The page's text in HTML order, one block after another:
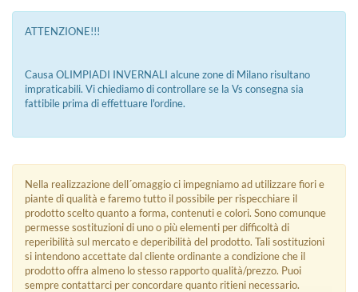
ATTENZIONE!!!
Causa OLIMPIADI INVERNALI alcune zone di Milano risultano
impraticabili. Vi chiediamo di controllare se la Vs consegna sia
fattibile prima di effettuare l'ordine.
Nella realizzazione dell´omaggio ci impegniamo ad utilizzare fiori e
piante di qualità e faremo tutto il possibile per rispecchiare il
prodotto scelto quanto a forma, contenuti e colori. Sono comunque
permesse sostituzioni di uno o più elementi per difficoltà di
reperibilità sul mercato e deperibilità del prodotto. Tali sostituzioni
si intendono accettate dal cliente ordinante a condizione che il
prodotto offra almeno lo stesso rapporto qualità/prezzo. Puoi
sempre contattarci per concordare quanto ritieni necessario.